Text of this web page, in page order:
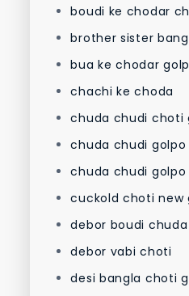
boudi ke chodar
brother sister
bua ke chodar
chachi ke choda
chuda chudi choti
chuda chudi golpo
chuda chudi golpo
cuckold choti new
debor boudi
debor vabi choti
desi bangla choti